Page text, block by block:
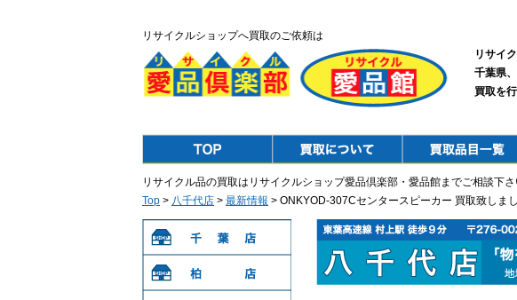
リサイクルショップへ買取のご依頼は
リサイ
千葉県
買取を
リサイクル品の買取はリサイクルショップ愛品倶楽部・愛品館までご相談下さ
Top > 八千代店 > 最新情報 > ONKYOD-307Cセンタースピーカー 買取致しま